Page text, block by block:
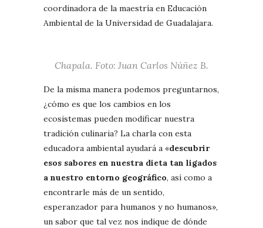
coordinadora de la maestría en Educación
Ambiental de la Universidad de Guadalajara.
Chapala. Foto: Juan Carlos Núñez B.
De la misma manera podemos preguntarnos,
¿cómo es que los cambios en los
ecosistemas pueden modificar nuestra
tradición culinaria? La charla con esta
educadora ambiental ayudará a «descubrir
esos sabores en nuestra dieta tan ligados
a nuestro entorno geográfico, así como a
encontrarle más de un sentido,
esperanzador para humanos y no humanos»,
un sabor que tal vez nos indique de dónde